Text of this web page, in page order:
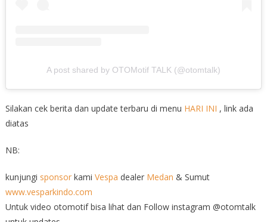
A post shared by OTOMotif TALK (@otomtalk)
Silakan cek berita dan update terbaru di menu HARI INI , link ada
diatas
NB:
kunjungi sponsorkami Vespa dealer Medan & Sumut
www.vesparkindo.com
Untuk video otomotif bisa lihat dan Follow instagram @otomtalk